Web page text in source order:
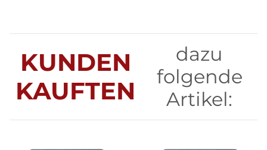
KUNDEN
KAUFTEN
dazu
folgende
Artikel: